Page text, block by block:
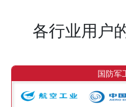
各行业用户
国防军